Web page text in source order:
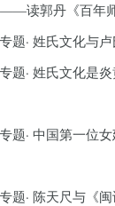
读郭丹《百年
专题· 姓氏文化
题· 姓氏文化
专题· 中国第一
专题· 陈天尺与